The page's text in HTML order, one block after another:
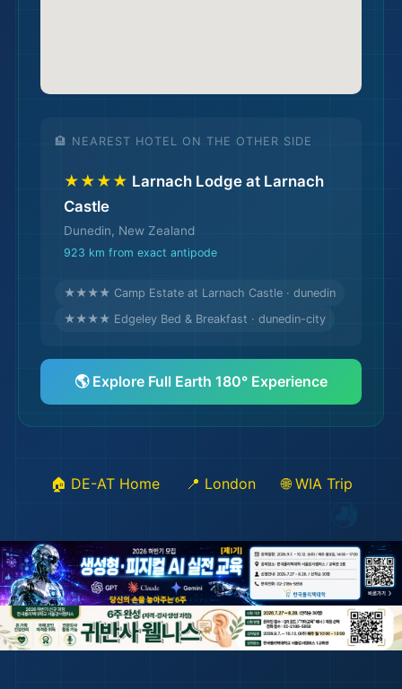
🏖️
🏨 NEAREST HOTEL ON THE OTHER SIDE
★★★★ Larnach Lodge at Larnach
Castle
Dunedin, New Zealand
923 km from exact antipode
★★★★ Camp Estate at Larnach Castle · dunedin
★★★★ Edgeley Bed & Breakfast · dunedin-city
🌎 Explore Full Earth 180° Experience
🏠 DE-AT Home 📍 London 🌐 WIA Trip